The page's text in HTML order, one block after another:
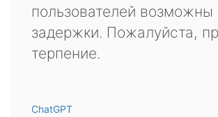
пользователей возможны
задержки. Пожалуйста,
терпение.
ChatGPT